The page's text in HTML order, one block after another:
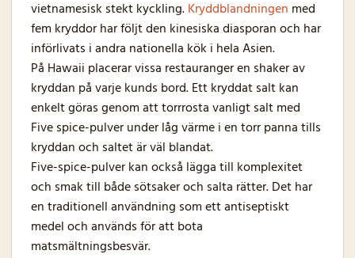
vietnamesisk stekt kyckling.Kryddblandningen med
fem kryddor har följt den kinesiska diasporan och har
införlivats i andra nationella kök i hela Asien.
På Hawaii placerar vissa restauranger en shaker av
kryddan på varje kunds bord. Ett kryddat salt kan
enkelt göras genom att torrrosta vanligt salt med
Five spice-pulver under låg värme i en torr panna tills
kryddan och saltet är väl blandat.
Five-spice-pulver kan också lägga till komplexitet
och smak till både sötsaker och salta rätter. Det har
en traditionell användning som ett antiseptiskt
medel och används för att bota
matsmältningsbesvär.